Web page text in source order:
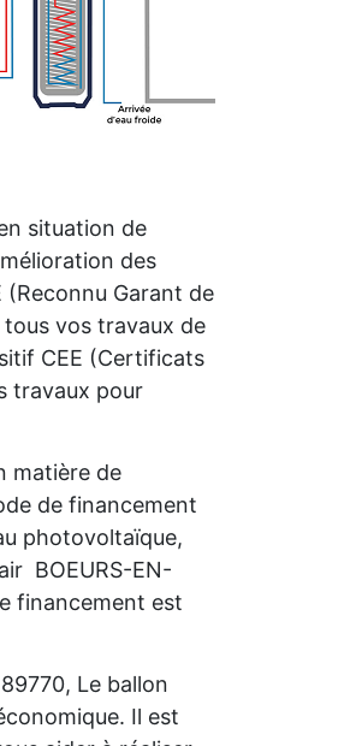
situation de
des
Garant de
tous vos travaux de
CEE (Certificats
travaux pour
matière de
de financement
photovoltaïque,
BOEURS-EN-
financement est
Le ballon
Il est